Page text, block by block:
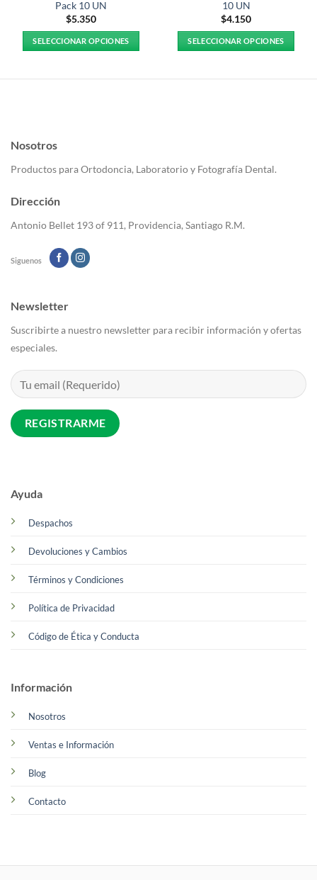
Pack 10 UN
$5.350
SELECCIONAR OPCIONES
pueden
la
de
producto
10 UN
$4.150
SELECCIONAR OPCIONES
pueden
la
Nosotros
Productos para Ortodoncia, Laboratorio y Fotografía Dental.
Dirección
Antonio Bellet 193 of 911, Providencia, Santiago R.M.
Siguenos
Ayuda
Despachos
Devoluciones y Cambios
Términos y Condiciones
Política de Privacidad
Código de Ética y Conducta
Información
Nosotros
Ventas e Información
Blog
Contacto
Newsletter
Suscribirte a nuestro newsletter para recibir información y ofertas
especiales.